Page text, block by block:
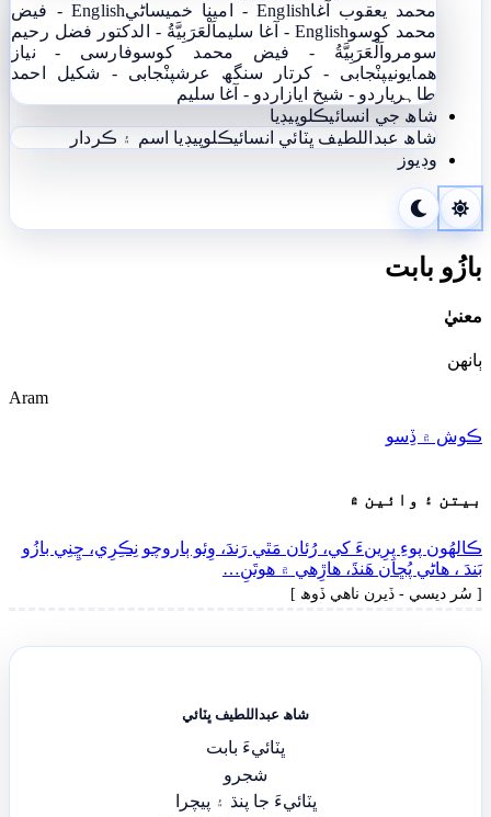
محمد يعقوب آغاEnglish - امينا خميساڻي
English - فيض
محمد کوسوEnglish - آغا سليم
اَلْعَرَبِيَّةُ - الدکتور فضل رحیم
سومرو اَلْعَرَبِيَّةُ - فيض محمد کوسوفارسی - نياز
ھمايونيپنْجابی - کرتار سنگھ عرشپنْجابی - شکیل احمد
طاہریاردو - شيخ اياز اردو - آغا سليم
شاھ جي انسائيڪلوپيڊيا
شاھ عبداللطيف ڀٽائي انسائيڪلوپيڊيا اسم ۽ ڪردار
وڊيوز
بازُو بابت
معنيٰ
ٻانھن
Aram
ڪوش ۾ ڏِسو
بيتن ۽ وائين ۾
ڪالهُون پوءِ پِرِينءَ کي، رُئان مَٿي رَندَ، وِئو ٻاروچو نِڪِرِي، ڇِنِي بازُو
بَندَ ، ھاڻي پُڇان ھَنڌَ، ھاڙِھي ۾ ھوتَنِ…
[ سُر ديسي - ڏيرن ناھي ڏوھ ]
شاھ عبداللطيف ڀٽائي
ڀٽائيءَ بابت
شجرو
ڀٽائيءَ جا پنڌ ۽ پيچرا